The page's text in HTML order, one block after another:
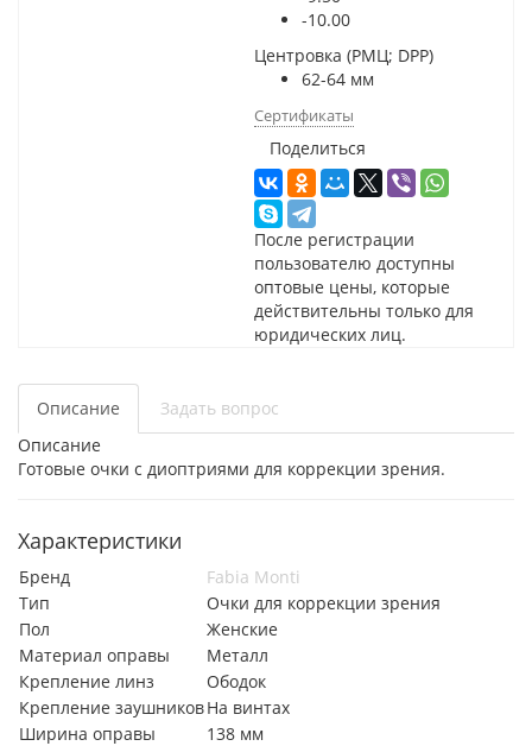
-10.00
Центровка (РМЦ; DPP)
62-64 мм
Сертификаты
Поделиться
После регистрации
пользователю доступны
оптовые цены, которые
действительны только для
юридических лиц.
Описание
Задать вопрос
Описание
Готовые очки с диоптриями для коррекции зрения.
Характеристики
Бренд
Fabia Monti
Тип
Очки для коррекции зрения
Пол
Женские
Материал оправы
Металл
Крепление линз
Ободок
Крепление заушниковНа винтах
Ширина оправы
138 мм